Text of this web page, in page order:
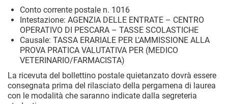
Conto corrente postale n. 1016
Intestazione: AGENZIA DELLE ENTRATE – CENTRO
OPERATIVO DI PESCARA – TASSE SCOLASTICHE
Causale: TASSA ERARIALE PER L'AMMISSIONE ALLA
PROVA PRATICA VALUTATIVA PER (MEDICO
VETERINARIO/FARMACISTA)
La ricevuta del bollettino postale quietanzato dovrà essere
consegnata prima del rilasciato della pergamena di laurea
con le modalità che saranno indicate dalla segreteria